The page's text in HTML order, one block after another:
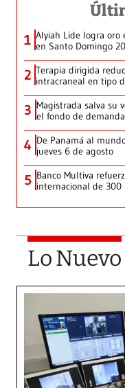
1 Alyiah Lide logra oro
en Santo Domingo
2 Terapia dirigida
intracraneal en tipo
3 Magistrada salva su
el fondo de
4 De Panamá al
jueves 6 de agosto
5 Banco Multiva
internacional de
Lo Nuevo